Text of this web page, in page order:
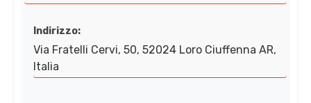
Indirizzo:
Via Fratelli Cervi, 50, 52024 Loro Ciuffenna AR,
Italia